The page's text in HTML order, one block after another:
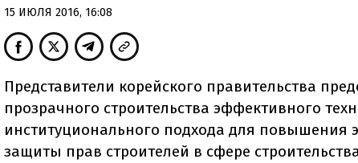
15 ИЮЛЯ 2016, 16:08
Представители корейского правительства
прозрачного строительства эффективного
институционального подхода для повышения
защиты прав строителей в сфере